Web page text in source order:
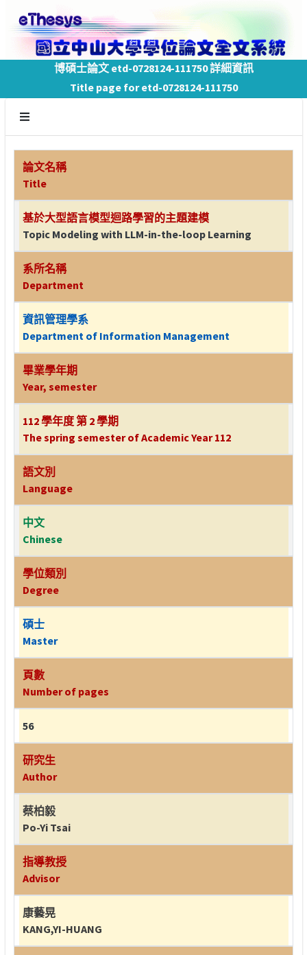
博碩士論文 etd-0728124-111750 詳細資訊
Title page for etd-0728124-111750
論文名稱
Title
基於大型語言模型迴路學習的主題建模
Topic Modeling with LLM-in-the-loop Learning
系所名稱
Department
資訊管理學系
Department of Information Management
畢業學年期
Year, semester
112 學年度 第 2 學期
The spring semester of Academic Year 112
語文別
Language
中文
Chinese
學位類別
Degree
碩士
Master
頁數
Number of pages
56
研究生
Author
蔡柏毅
Po-Yi Tsai
指導教授
Advisor
康藝晃
KANG,YI-HUANG